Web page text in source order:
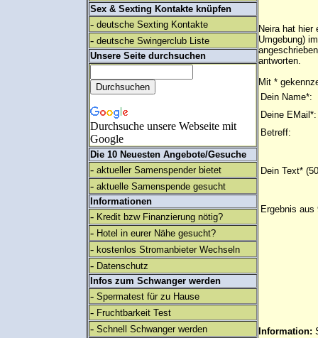
Sex & Sexting Kontakte knüpfen
- deutsche Sexting Kontakte
- deutsche Swingerclub Liste
Unsere Seite durchsuchen
Durchsuche unsere Webseite mit
Google
Die 10 Neuesten Angebote/Gesuche
- aktueller Samenspender bietet
- aktuelle Samenspende gesucht
Informationen
- Kredit bzw Finanzierung nötig?
- Hotel in eurer Nähe gesucht?
- kostenlos Stromanbieter Wechseln
- Datenschutz
Infos zum Schwanger werden
- Spermatest für zu Hause
- Fruchtbarkeit Test
- Schnell Schwanger werden
Neira hat hier
Umgebung)
antworten.
Mit *
Dein Name*:
Deine EMail*:
Betreff:
Dein Text*
Ergebnis aus
Information: